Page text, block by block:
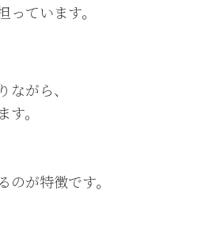
ています。
がら、
。
が特徴です。